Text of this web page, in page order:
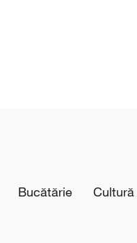
Bucătărie Cultură